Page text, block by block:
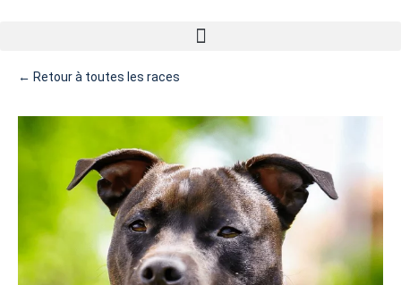
← Retour à toutes les races